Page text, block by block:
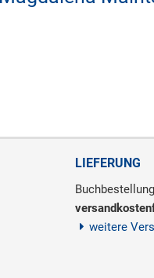
LIEFERUNG
weitere